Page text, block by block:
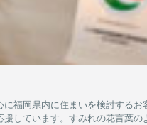
に福岡県内に住まいを検討するお
援しています。すみれの花言葉の